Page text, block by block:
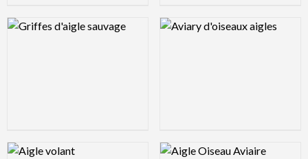
Logo Preview Image Logo Preview Image
Logo Preview Image Logo Preview Image